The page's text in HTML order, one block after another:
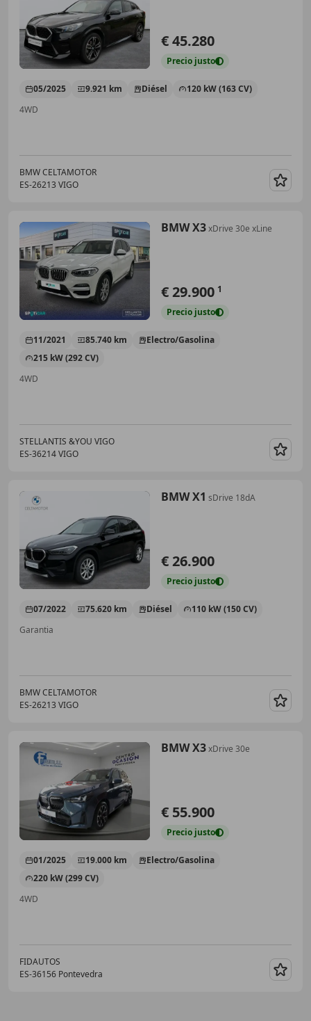
€ 45.280
Precio justo
05/2025 9.921 km Diésel
120 kW (163 CV)
4WD
BMW CELTAMOTOR
ES-26213 VIGO
BMW X3xDrive 30e xLine
€ 29.900 1
Precio justo
11/2021 85.740 km
Electro/Gasolina
215 kW (292 CV)
4WD
STELLANTIS &YOU VIGO
ES-36214 VIGO
BMW X1 sDrive 18dA
€ 26.900
Precio justo
07/2022 75.620 km Diésel
110 kW (150 CV)
Garantia
BMW CELTAMOTOR
ES-26213 VIGO
BMW X3xDrive 30e
€ 55.900
Precio justo
01/2025 19.000 km
Electro/Gasolina
220 kW (299 CV)
4WD
FIDAUTOS
ES-36156 Pontevedra